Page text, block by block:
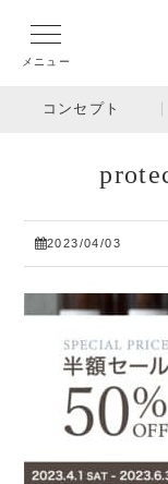
メニュー
コンセプト
2023/04/03